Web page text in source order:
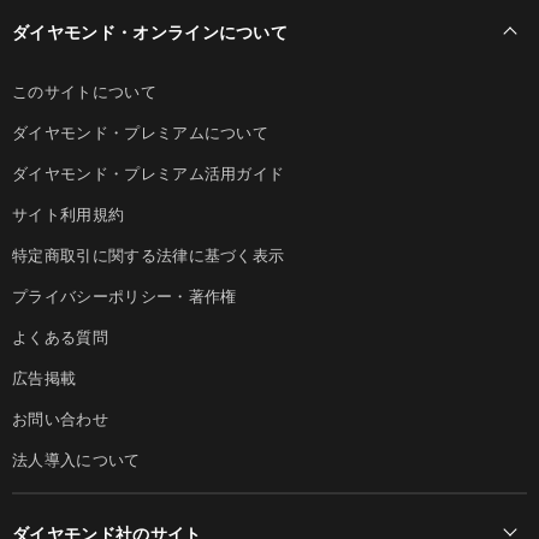
ダイヤモンド・オンラインについて
このサイトについて
ダイヤモンド・プレミアムについて
ダイヤモンド・プレミアム活用ガイド
サイト利用規約
特定商取引に関する法律に基づく表示
プライバシーポリシー・著作権
よくある質問
広告掲載
お問い合わせ
法人導入について
ダイヤモンド社のサイト